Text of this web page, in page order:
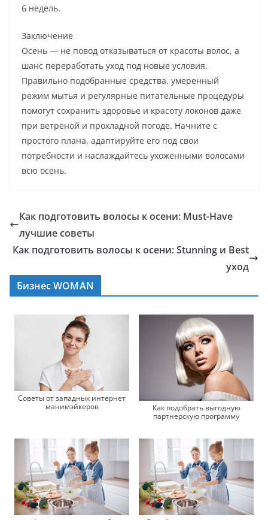
6 недель.
Заключение
Осень — не повод отказываться от красоты волос, а
шанс переработать уход под новые условия.
Правильно подобранные средства, умеренный
режим мытья и регулярные питательные процедуры
помогут сохранить здоровье и красоту локонов даже
при ветреной и прохладной погоде. Начните с
простого плана, адаптируйте его под свои
потребности и наслаждайтесь ухоженными волосами
всю осень.
Как подготовить волосы к осени: Must-Have
лучшие советы
Как подготовить волосы к осени: Stunning и Best
уход
Бизнес WOMAN
Советы от западных интернет
манимэйкеров
Как подобрать выгодную
партнерскую программу